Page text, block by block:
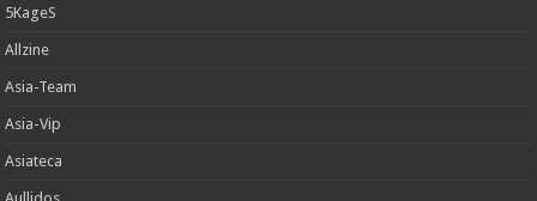
5KageS
Allzine
Asia-Team
Asia-Vip
Asiateca